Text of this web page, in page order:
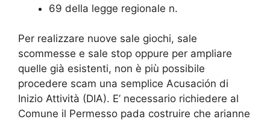
69 della legge regionale n.
Per realizzare nuove sale giochi, sale
scommesse e sale stop oppure per ampliare
quelle già esistenti, non è più possibile
procedere scam una semplice Acusación di
Inizio Attività (DIA). E’ necessario richiedere al
Comune il Permesso pada costruire che arianne